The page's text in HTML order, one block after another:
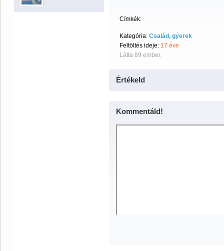
Címkék:
Kategória: Család, gyerek
Feltöltés ideje: 17 éve
Látta 89 ember.
Értékeld
Kommentáld!